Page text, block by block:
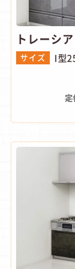
トレーシア
サイズ I型
定